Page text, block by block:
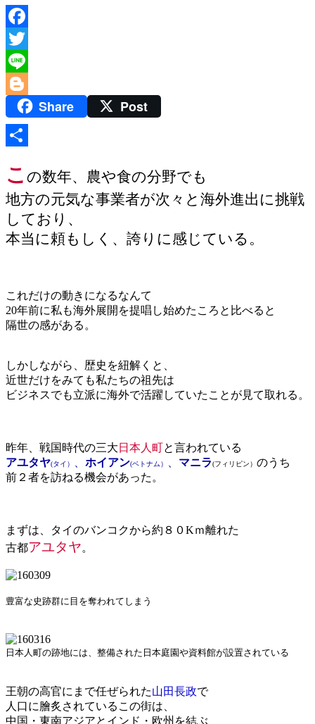
Facebook
Twitter
Line
BloggerShare Post
有
こ の数年、農や食の分野でも
地方の元気な事業者が次々と海外進出に挑戦
しており、
本当に頼もしく、誇りに感じている。
これだけの動きになるなんて
20年前に私も海外展開を提唱し始めたころと比べると
隔世の感がある。
しかしながら、歴史を紐解くと、
近世だけをみても私たちの祖先は
ビジネスでも立派に海外で活躍していたことが見て取れる。
昨年、戦国時代の三大 日本人町と言われている
アユタヤ(タイ） ホイアン(ベトナム） マニラ(フィリピン） のうち
前２者を訪ねる機会があった。
まずは、タイのバンコクから約８０Kｍ離れた
古都アユタヤ。
豊富な史跡群に目を奪われてしまう
日本人町の跡地には、整備された日本庭園や資料館が設置されている
王朝の高官にまで任ぜられた山田長政で
人口に膾炙されているこの街は、
中国・東南アジアとインド・欧州を結ぶ